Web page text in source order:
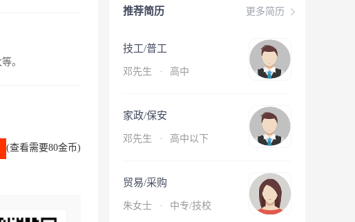
。
(查看需要80金币)
更多简历
推荐简历
技工/普工
邓先生 · 高中
家政/保安
邓先生 · 高中以下
贸易/采购
朱女士 · 中专/技校